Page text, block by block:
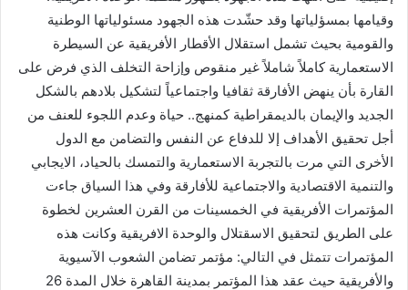
وقيامها بمسؤلياتها وقد حشّدت هذه الجهود مسئولياتها الوطنية
والقومية بحيث تشمل استقلال الأقطار الأفريقية عن السيطرة
الاستعمارية كاملاً شاملاً غير منقوص وإزاحة التخلف الذي فرض على
القارة بأن ينهض الأفارقة ثقافيا واجتماعياً لتشكيل بلادهم بالشكل
الجديد والإيمان بالديمقراطية كمنهج.. حياة وعدم اللجوء للعنف من
أجل تحقيق الأهداف إلا للدفاع عن النفس والتضامن مع الدول
الأخرى التي مرت بالتجربة الاستعمارية والتمسك بالحياد، الايجابي
والتنمية الاقتصادية والاجتماعية للأفارقة وفي هذا السياق جاءت
المؤتمرات الأفريقية في الخمسينات من القرن العشرين لخطوة
على الطريق لتحقيق الاسقتلال والوحدة الافريقية وكانت هذه
المؤتمرات تتمثل في التالي: مؤتمر تضامن الشعوب الآسيوية
والأفريقية حيث عقد هذا المؤتمر بمدينة القاهرة خلال المدة 26